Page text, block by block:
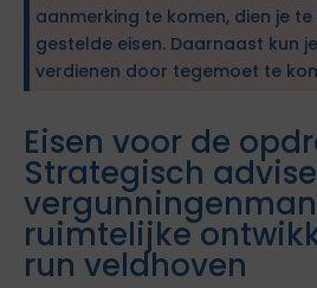
aanmerking te komen, dien je
gestelde eisen. Daarnaast kun
verdienen door tegemoet te
Eisen voor de
Strategisch
ruimtelijke
run veldhoven